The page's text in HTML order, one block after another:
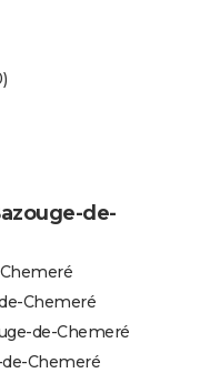
de-
Chemeré
de-Chemeré
de-Chemeré